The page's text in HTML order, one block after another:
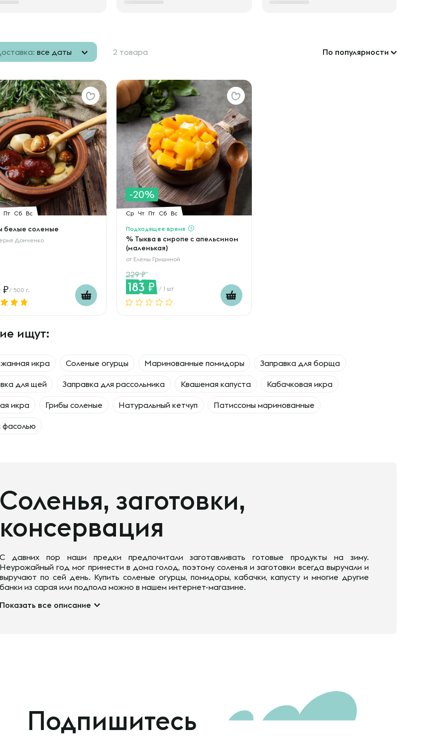
все даты 2 товара По популярности
Пт Сб Вс
белые соленые
Донченко
/ 500 г.
-20%
Ср Чт Пт Сб Вс
Подходящее время
% Тыква в сиропе с апельсином
(маленькая)
от Елены Гришиной
229
183 / 1 шт
ищут:
икра Соленые огурцы Маринованные помидоры Заправка для борща
для щей Заправка для рассольника Квашеная капуста Кабачковая икра
икра Грибы соленые Натуральный кетчуп Патиссоны маринованные
фасолью
Соленья, заготовки,
консервация
С давних пор наши предки предпочитали заготавливать готовые продукты на зиму.
Неурожайный год мог принести в дома голод, поэтому соленья и заготовки всегда выручали и
выручают по сей день. Купить соленые огурцы, помидоры, кабачки, капусту и многие другие
банки из сарая или подпола можно в нашем интернет-магазине.
Показать все описание
Подпишитесь